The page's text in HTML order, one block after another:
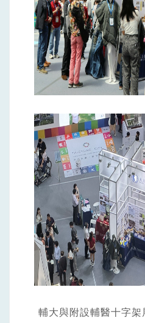
輔大與附設輔醫十字架